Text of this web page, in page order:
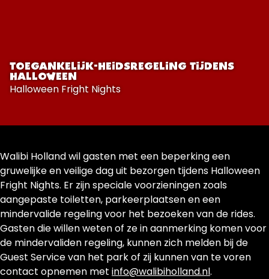
TOEGANKELIJK-HEIDSREGELING TIJDENS
HALLOWEEN
Halloween Fright Nights
Walibi Holland wil gasten met een beperking een
gruwelijke en veilige dag uit bezorgen tijdens Halloween
Fright Nights. Er zijn speciale voorzieningen zoals
aangepaste toiletten, parkeerplaatsen en een
mindervalide regeling voor het bezoeken van de rides.
Gasten die willen weten of ze in aanmerking komen voor
de mindervaliden regeling, kunnen zich melden bij de
Guest Service van het park of zij kunnen van te voren
contact opnemen met info@walibiholland.nl.